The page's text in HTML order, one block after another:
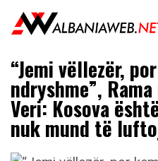
“Jemi vëllezër,
ndryshme”,
Veri: Kosova
nuk mund të